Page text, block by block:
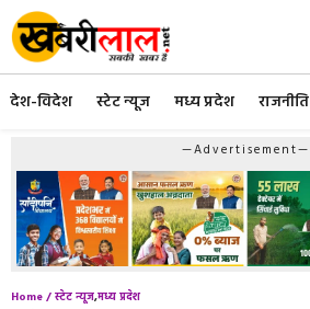
Skip
to
content
देश-विदेश स्टेट न्यूज मध्य प्रदेश राजनीति
—Advertisement—
Home /स्टेट न्यूज,मध्य प्रदेश